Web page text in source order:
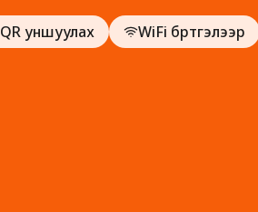
QR уншуулах
WiFi бүртгэлээр